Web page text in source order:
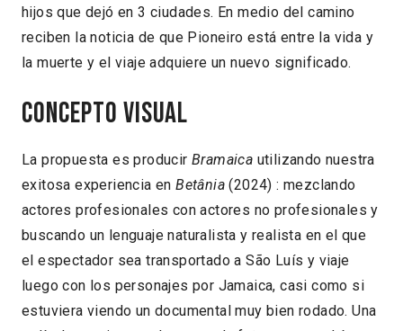
hijos que dejó en 3 ciudades. En medio del camino
reciben la noticia de que Pioneiro está entre la vida y
la muerte y el viaje adquiere un nuevo significado.
Concepto visual
La propuesta es producir Bramaica utilizando nuestra
exitosa experiencia enBetânia(2024) : mezclando
actores profesionales con actores no profesionales y
buscando un lenguaje naturalista y realista en el que
el espectador sea transportado a São Luís y viaje
luego con los personajes por Jamaica, casi como si
estuviera viendo un documental muy bien rodado. Una